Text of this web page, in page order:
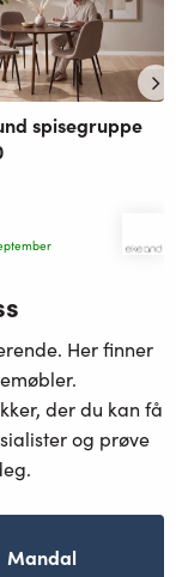
spisegruppe
Her finner
der du kan få
og prøve
Mandal